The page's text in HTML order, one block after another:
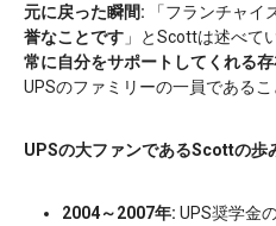
元に戻った瞬間: 「フランチャイ
誉なことです 」とScottは述べて
常に自分をサポートしてくれる
UPSのファミリーの一員であるこ
UPSの大ファンであるScottの歩
2004～2007年: UPS奨学金